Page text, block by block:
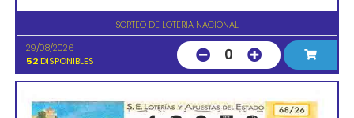
SORTEO DE LOTERIA NACIONAL
29/08/2026
52 DISPONIBLES 0